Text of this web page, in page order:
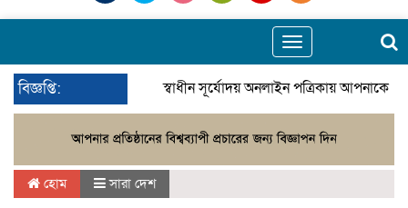
Toggle
navigation
বিজ্ঞপ্তি: স্বাধীন সূর্যোদয় অনলাইন পত্রিকায় আপনাকে
হোম সারা দেশ